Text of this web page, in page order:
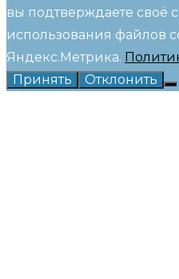
вы подтверждаете своё
использования файлов
Яндекс.Метрика.
Принять
Отклонить